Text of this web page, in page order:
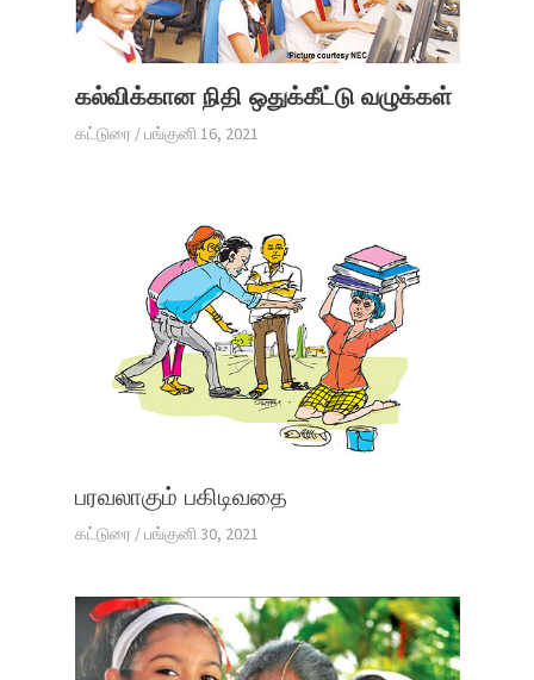
கல்விக்கான நிதி ஒதுக்கீட்டு வழுக்கள்
கட்டுரை/பங்குனி 16, 2021
பரவலாகும் பகிடிவதை
கட்டுரை/பங்குனி 30, 2021